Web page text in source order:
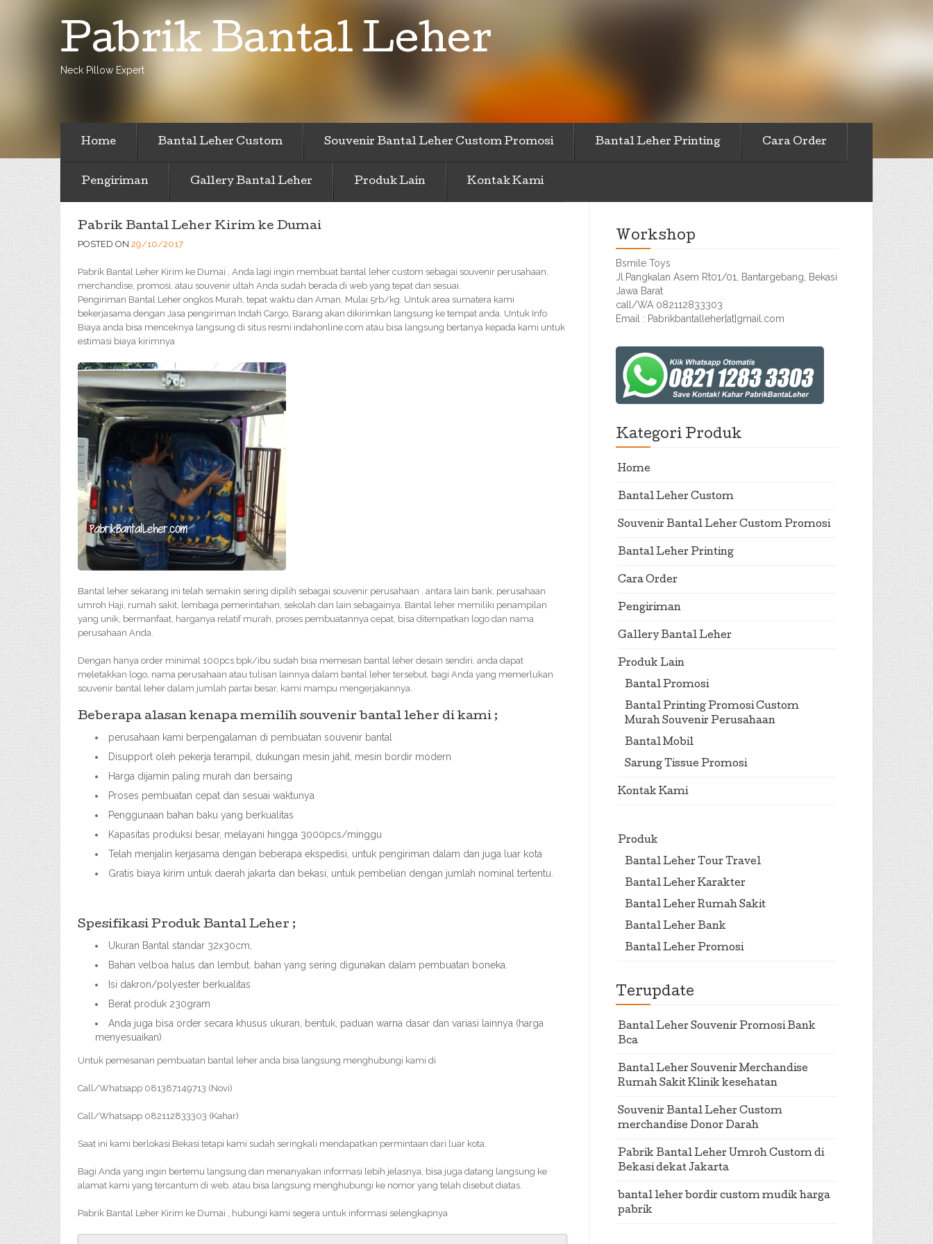
Pabrik Bantal Leher
Neck Pillow Expert
Home Bantal Leher Custom Souvenir Bantal Leher Custom Promosi Bantal Leher Printing Cara Order
Pengiriman Gallery Bantal Leher Produk Lain Kontak Kami
Pabrik Bantal Leher Kirim ke Dumai
POSTED ON 29/10/2017
Pabrik Bantal Leher Kirim ke Dumai , Anda lagi ingin membuat bantal leher custom sebagai souvenir perusahaan,
merchandise, promosi, atau souvenir ultah Anda sudah berada di web yang tepat dan sesuai.
Pengiriman Bantal Leher ongkos Murah, tepat waktu dan Aman, Mulai 5rb/kg. Untuk area sumatera kami
bekerjasama dengan Jasa pengiriman Indah Cargo, Barang akan dikirimkan langsung ke tempat anda. Untuk Info
Biaya anda bisa menceknya langsung di situs resmi indahonline.com atau bisa langsung bertanya kepada kami untuk
estimasi biaya kirimnya
Bantal leher sekarang ini telah semakin sering dipilih sebagai souvenir perusahaan , antara lain bank, perusahaan
umroh Haji, rumah sakit, lembaga pemerintahan, sekolah dan lain sebagainya. Bantal leher memiliki penampilan
yang unik, bermanfaat, harganya relatif murah, proses pembuatannya cepat, bisa ditempatkan logo dan nama
perusahaan Anda.
Dengan hanya order minimal 100pcs bpk/ibu sudah bisa memesan bantal leher desain sendiri, anda dapat
meletakkan logo, nama perusahaan atau tulisan lainnya dalam bantal leher tersebut. bagi Anda yang memerlukan
souvenir bantal leher dalam jumlah partai besar, kami mampu mengerjakannya.
Beberapa alasan kenapa memilih souvenir bantal leher di kami ;
perusahaan kami berpengalaman di pembuatan souvenir bantal
Disupport oleh pekerja terampil, dukungan mesin jahit, mesin bordir modern
Harga dijamin paling murah dan bersaing
Proses pembuatan cepat dan sesuai waktunya
Penggunaan bahan baku yang berkualitas
Kapasitas produksi besar, melayani hingga 3000pcs/minggu
Telah menjalin kerjasama dengan beberapa ekspedisi, untuk pengiriman dalam dan juga luar kota
Gratis biaya kirim untuk daerah jakarta dan bekasi, untuk pembelian dengan jumlah nominal tertentu.
Spesifikasi Produk Bantal Leher ;
Ukuran Bantal standar 32x30cm,
Bahan velboa halus dan lembut. bahan yang sering digunakan dalam pembuatan boneka.
Isi dakron/polyester berkualitas
Berat produk 230gram
Anda juga bisa order secara khusus ukuran, bentuk, paduan warna dasar dan variasi lainnya (harga
menyesuaikan)
Untuk pemesanan pembuatan bantal leher anda bisa langsung menghubungi kami di
Call/Whatsapp 081387149713 (Novi)
Call/Whatsapp 082112833303 (Kahar)
Saat ini kami berlokasi Bekasi tetapi kami sudah seringkali mendapatkan permintaan dari luar kota.
Bagi Anda yang ingin bertemu langsung dan menanyakan informasi lebih jelasnya, bisa juga datang langsung ke
alamat kami yang tercantum di web. atau bisa langsung menghubungi ke nomor yang telah disebut diatas.
Pabrik Bantal Leher Kirim ke Dumai , hubungi kami segera untuk informasi selengkapnya
Workshop
Bsmile Toys
Jl.Pangkalan Asem Rt01/01, Bantargebang, Bekasi
Jawa Barat
call/WA 082112833303
Email : Pabrikbantalleher[at]gmail.com
Kategori Produk
Home
Bantal Leher Custom
Souvenir Bantal Leher Custom Promosi
Bantal Leher Printing
Cara Order
Pengiriman
Gallery Bantal Leher
Produk Lain
Bantal Promosi
Bantal Printing Promosi Custom
Murah Souvenir Perusahaan
Bantal Mobil
Sarung Tissue Promosi
Kontak Kami
Produk
Bantal Leher Tour Travel
Bantal Leher Karakter
Bantal Leher Rumah Sakit
Bantal Leher Bank
Bantal Leher Promosi
Terupdate
Bantal Leher Souvenir Promosi Bank
Bca
Bantal Leher Souvenir Merchandise
Rumah Sakit Klinik kesehatan
Souvenir Bantal Leher Custom
merchandise Donor Darah
Pabrik Bantal Leher Umroh Custom di
Bekasi dekat Jakarta
bantal leher bordir custom mudik harga
pabrik